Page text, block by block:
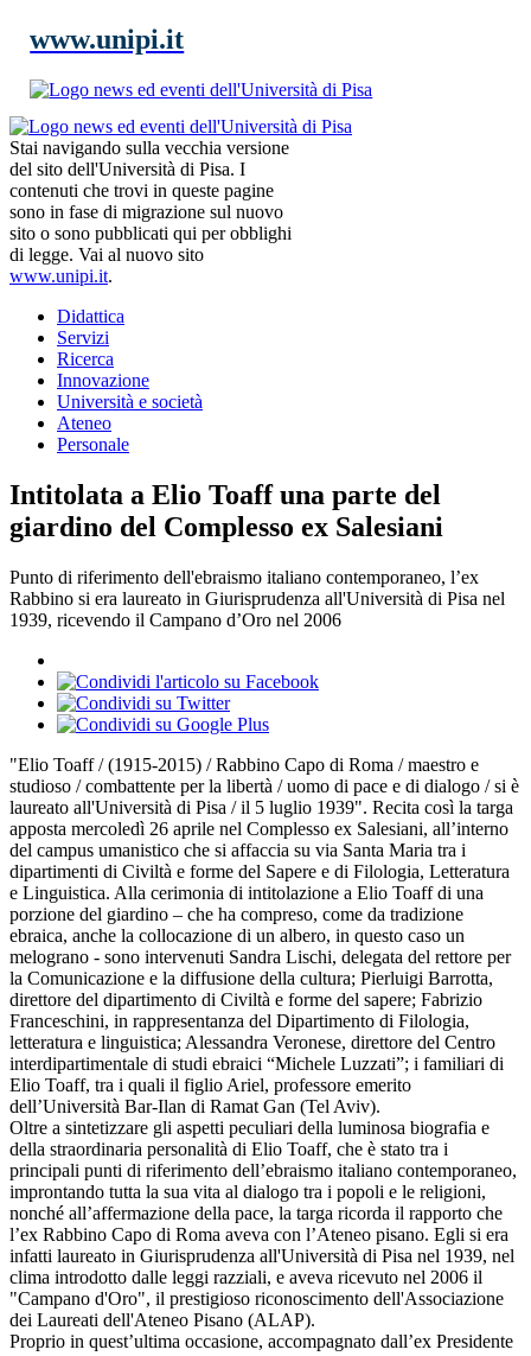
www.unipi.it
Stai navigando sulla vecchia versione
del sito dell'Università di Pisa. I
contenuti che trovi in queste pagine
sono in fase di migrazione sul nuovo
sito o sono pubblicati qui per obblighi
di legge. Vai al nuovo sito
www.unipi.it.
Didattica
Servizi
Ricerca
Innovazione
Università e società
Ateneo
Personale
Intitolata a Elio Toaff una parte del
giardino del Complesso ex Salesiani
Punto di riferimento dell'ebraismo italiano contemporaneo, l’ex
Rabbino si era laureato in Giurisprudenza all'Università di Pisa nel
1939, ricevendo il Campano d’Oro nel 2006
"Elio Toaff / (1915-2015) / Rabbino Capo di Roma / maestro e
studioso / combattente per la libertà / uomo di pace e di dialogo / si è
laureato all'Università di Pisa / il 5 luglio 1939". Recita così la targa
apposta mercoledì 26 aprile nel Complesso ex Salesiani, all’interno
del campus umanistico che si affaccia su via Santa Maria tra i
dipartimenti di Civiltà e forme del Sapere e di Filologia, Letteratura
e Linguistica. Alla cerimonia di intitolazione a Elio Toaff di una
porzione del giardino – che ha compreso, come da tradizione
ebraica, anche la collocazione di un albero, in questo caso un
melograno - sono intervenuti Sandra Lischi, delegata del rettore per
la Comunicazione e la diffusione della cultura; Pierluigi Barrotta,
direttore del dipartimento di Civiltà e forme del sapere; Fabrizio
Franceschini, in rappresentanza del Dipartimento di Filologia,
letteratura e linguistica; Alessandra Veronese, direttore del Centro
interdipartimentale di studi ebraici “Michele Luzzati”; i familiari di
Elio Toaff, tra i quali il figlio Ariel, professore emerito
dell’Università Bar-Ilan di Ramat Gan (Tel Aviv).
Oltre a sintetizzare gli aspetti peculiari della luminosa biografia e
della straordinaria personalità di Elio Toaff, che è stato tra i
principali punti di riferimento dell’ebraismo italiano contemporaneo,
improntando tutta la sua vita al dialogo tra i popoli e le religioni,
nonché all’affermazione della pace, la targa ricorda il rapporto che
l’ex Rabbino Capo di Roma aveva con l’Ateneo pisano. Egli si era
infatti laureato in Giurisprudenza all'Università di Pisa nel 1939, nel
clima introdotto dalle leggi razziali, e aveva ricevuto nel 2006 il
"Campano d'Oro", il prestigioso riconoscimento dell'Associazione
dei Laureati dell'Ateneo Pisano (ALAP).
Proprio in quest’ultima occasione, accompagnato dall’ex Presidente